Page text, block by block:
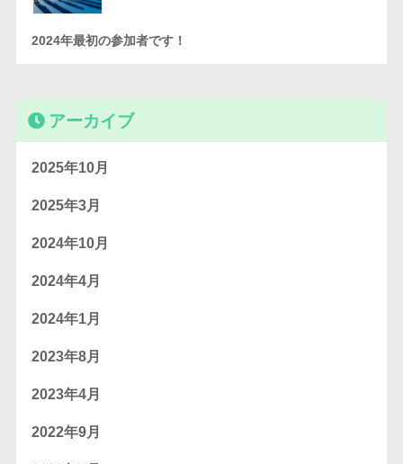
2024年最初の参加者です！
アーカイブ
2025年10月
2025年3月
2024年10月
2024年4月
2024年1月
2023年8月
2023年4月
2022年9月